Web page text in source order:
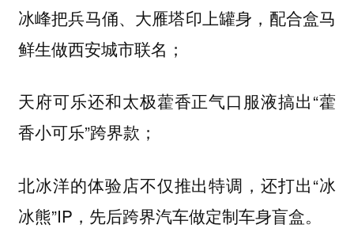
冰峰把兵马俑、大雁塔印上罐身，配合盒马
鲜生做西安城市联名；
天府可乐还和太极藿香正气口服液搞出“藿
香小可乐”跨界款；
北冰洋的体验店不仅推出特调，还打出“冰
冰熊”IP，先后跨界汽车做定制车身盲盒。